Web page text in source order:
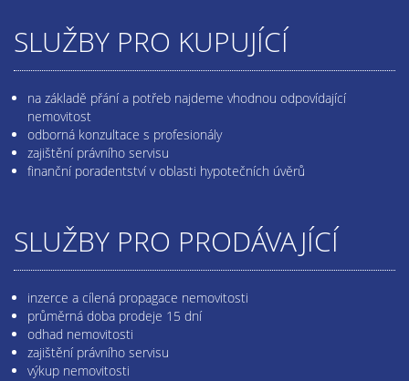
SLUŽBY PRO KUPUJÍCÍ
na základě přání a potřeb najdeme vhodnou odpovídající
nemovitost
odborná konzultace s profesionály
zajištění právního servisu
finanční poradentství v oblasti hypotečních úvěrů
SLUŽBY PRO PRODÁVAJÍCÍ
inzerce a cílená propagace nemovitosti
průměrná doba prodeje 15 dní
odhad nemovitosti
zajištění právního servisu
výkup nemovitosti